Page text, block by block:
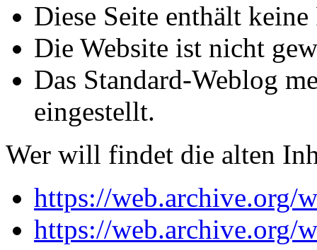
Diese Seite enthält
Die Website ist nicht
Das Standard-Weblog
eingestellt.
Wer will findet die alten
https://web.archive.org/
https://web.archive.org/